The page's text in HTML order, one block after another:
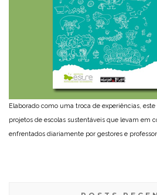
Elaborado como uma troca de experiências,
projetos de escolas sustentáveis que levam em
enfrentados diariamente por gestores e